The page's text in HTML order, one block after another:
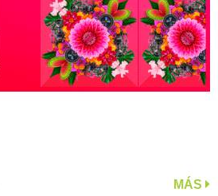
MÁS